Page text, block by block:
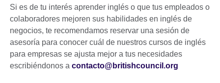
Si es de tu interés aprender inglés o que tus empleados o
colaboradores mejoren sus habilidades en inglés de
negocios, te recomendamos reservar una sesión de
asesoría para conocer cuál de nuestros cursos de inglés
para empresas se ajusta mejor a tus necesidades
escribiéndonos a contacto@britishcouncil.org